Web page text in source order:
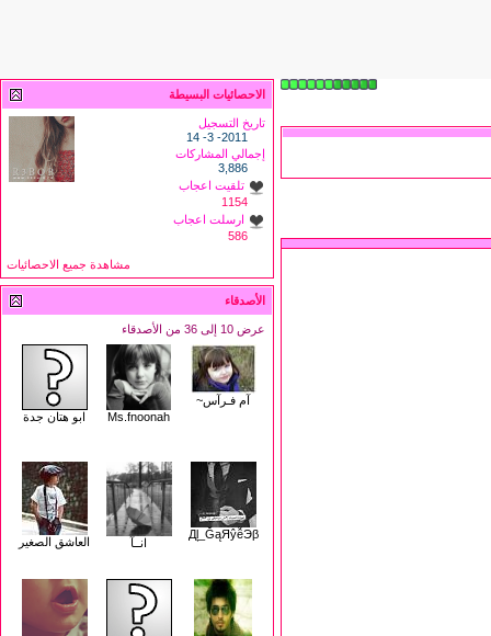
الاحصائيات البسيطة
تاريخ التسجيل
2011- 3- 14
إجمالي المشاركات
3,886
تلقيت اعجاب
1154
ارسلت اعجاب
586
مشاهدة جميع الاحصائيات
الأصدقاء
عرض 10 إلى 36 من الأصدقاء
آم فـرآس~
Ms.fnoonah
ابو هتان جدة
Дļ_ĞąЯŷễЭβ
انــآ العاشق الصغير